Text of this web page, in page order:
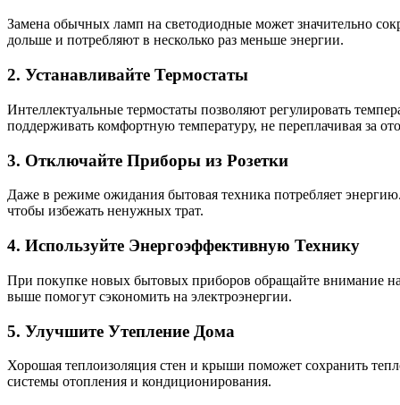
Замена обычных ламп на светодиодные может значительно
дольше и потребляют в несколько раз меньше энергии.
2. Устанавливайте Термостаты
Интеллектуальные термостаты позволяют регулировать
поддерживать комфортную температуру, не переплачивая за
3. Отключайте Приборы из Розетки
Даже в режиме ожидания бытовая техника потребляет
чтобы избежать ненужных трат.
4. Используйте Энергоэффективную Технику
При покупке новых бытовых приборов обращайте внимание
выше помогут сэкономить на электроэнергии.
5. Улучшите Утепление Дома
Хорошая теплоизоляция стен и крыши поможет сохранить
системы отопления и кондиционирования.